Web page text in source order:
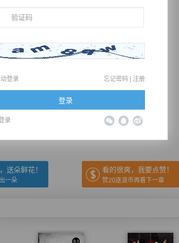
的昏天地暗，醒来的时候都不知道自己是...
推荐在手机上阅读本书
捷键 下一章 快捷键→）
送朵鲜花！
一朵
看的很爽，我要点赞！
赞20逐浪币再看下一章
动登录 忘记密码 | 注册
登录
录